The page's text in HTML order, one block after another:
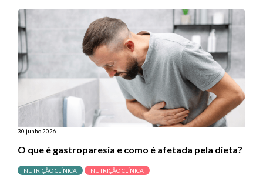
útil em contextos de menor […]
30 junho 2026
O que é gastroparesia e como é afetada pela dieta?
NUTRIÇÃO CLÍNICA NUTRIÇÃO CLÍNICA